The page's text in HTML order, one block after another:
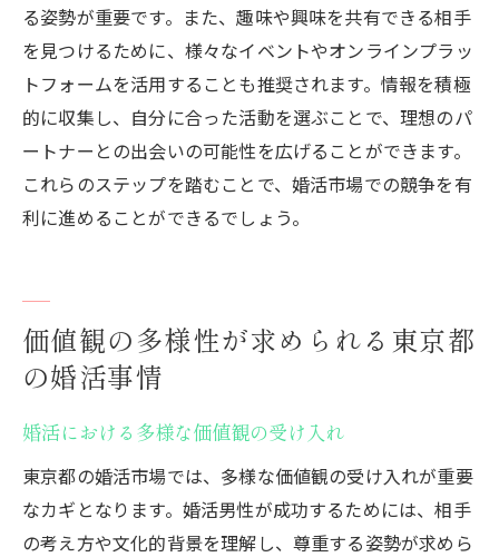
る姿勢が重要です。また、趣味や興味を共有できる相手
を見つけるために、様々なイベントやオンラインプラッ
トフォームを活用することも推奨されます。情報を積極
的に収集し、自分に合った活動を選ぶことで、理想のパ
ートナーとの出会いの可能性を広げることができます。
これらのステップを踏むことで、婚活市場での競争を有
利に進めることができるでしょう。
価値観の多様性が求められる東京都
の婚活事情
婚活における多様な価値観の受け入れ
東京都の婚活市場では、多様な価値観の受け入れが重要
なカギとなります。婚活男性が成功するためには、相手
の考え方や文化的背景を理解し、尊重する姿勢が求めら